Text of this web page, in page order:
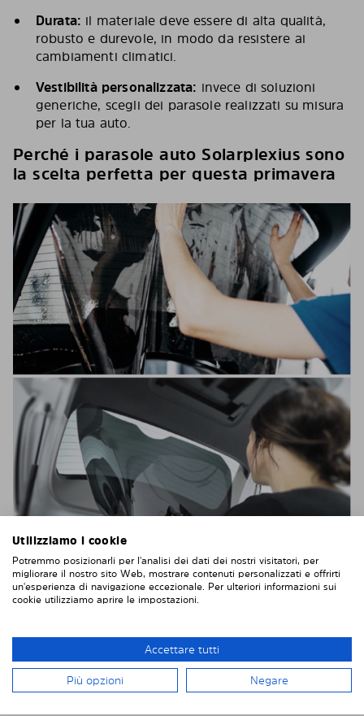
Durata: il materiale deve essere di alta qualità,
robusto e durevole, in modo da resistere ai
cambiamenti climatici.
Vestibilità personalizzata: invece di soluzioni
generiche, scegli dei parasole realizzati su misura
per la tua auto.
Perché i parasole auto Solarplexius sono
la scelta perfetta per questa primavera
Quando si tratta di parasole auto, Solarplexius offre
una soluzione premium su misura sia per funzionalità
che per estetica. A differenza dei tradizionali prodotti
parasole Solarplexius si adattano perfettamente ai
vetri della tua auto, coprendone l’intera superficie
senza passaggi di luce. Ecco perché si distinguono:
Utilizziamo i cookie
Potremmo posizionarli per l'analisi dei dati dei nostri visitatori, per
migliorare il nostro sito Web, mostrare contenuti personalizzati e offrirti
un'esperienza di navigazione eccezionale. Per ulteriori informazioni sui
cookie utilizziamo aprire le impostazioni.
Accettare tutti
Più opzioni Negare